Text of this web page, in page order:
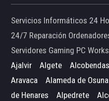
Servicios Informáticos 24
24/7 Reparación
Servidores Gaming PC
Ajalvir
Algete Alcobendas
Aravaca
Alameda de Osuna
de Henares
Alpedrete